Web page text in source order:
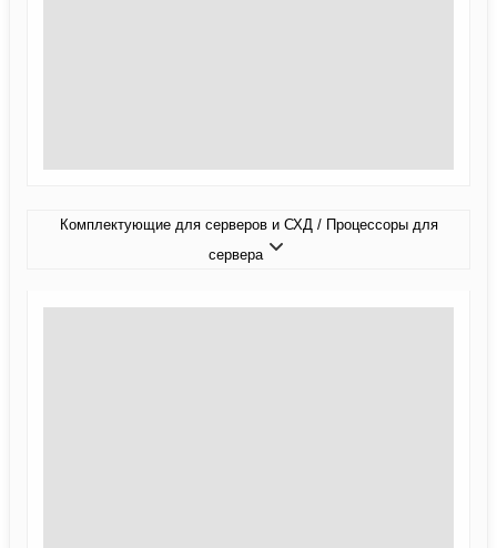
Комплектующие для серверов и СХД / Процессоры для
сервера